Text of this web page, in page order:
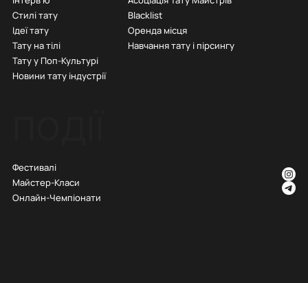
Стилі тату
Ідеї тату
Тату на тілі
Тату у Поп-Культурі
Новини тату індустрії
Blacklist
Оренда місця
Навчання тату і пірсингу
Фестивалі
Майстер-Класи
Онлайн-Чемпіонати